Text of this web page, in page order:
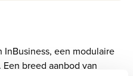
een modulaire
breed aanbod van